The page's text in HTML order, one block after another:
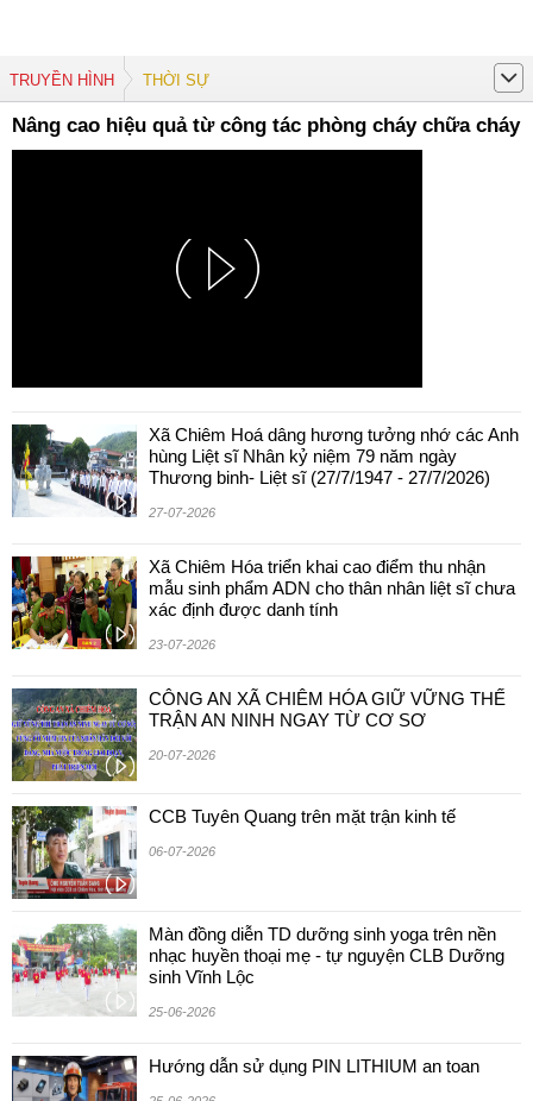
TRUYỀN HÌNH THỜI SỰ
Nâng cao hiệu quả từ công tác phòng cháy chữa cháy
Xã Chiêm Hoá dâng hương tưởng nhớ các Anh
hùng Liệt sĩ Nhân kỷ niệm 79 năm ngày
Thương binh- Liệt sĩ (27/7/1947 - 27/7/2026)
27-07-2026
Xã Chiêm Hóa triển khai cao điểm thu nhận
mẫu sinh phẩm ADN cho thân nhân liệt sĩ chưa
xác định được danh tính
23-07-2026
CÔNG AN XÃ CHIÊM HÓA GIỮ VỮNG THẾ
TRẬN AN NINH NGAY TỪ CƠ SƠ
20-07-2026
CCB Tuyên Quang trên mặt trận kinh tế
06-07-2026
Màn đồng diễn TD dưỡng sinh yoga trên nền
nhạc huyền thoại mẹ - tự nguyện CLB Dưỡng
sinh Vĩnh Lộc
25-06-2026
Hướng dẫn sử dụng PIN LITHIUM an toan